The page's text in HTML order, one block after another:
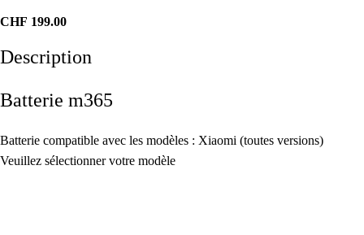
CHF 199.00
Description
Batterie m365
Batterie compatible avec les modèles : Xiaomi (toutes versions)
Veuillez sélectionner votre modèle